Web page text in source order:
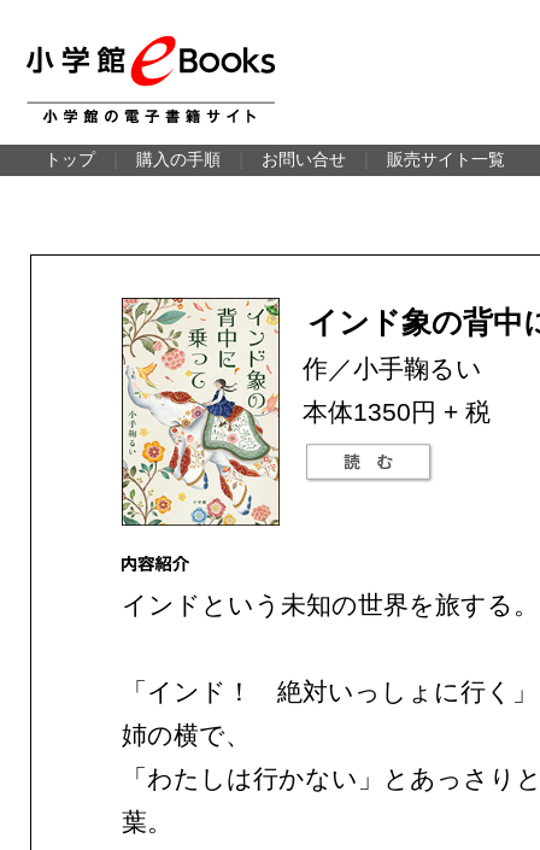
トップ 購入の手順 お問い合せ 販売サイト一覧
インド象の背中
作／小手鞠るい
本体1350円 + 税
インドという未知の世界を旅する。
「インド！ 絶対いっしょに行く
姉の横で、
「わたしは行かない」とあっさり
葉。